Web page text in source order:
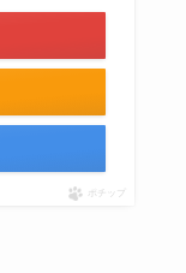
ポチップ